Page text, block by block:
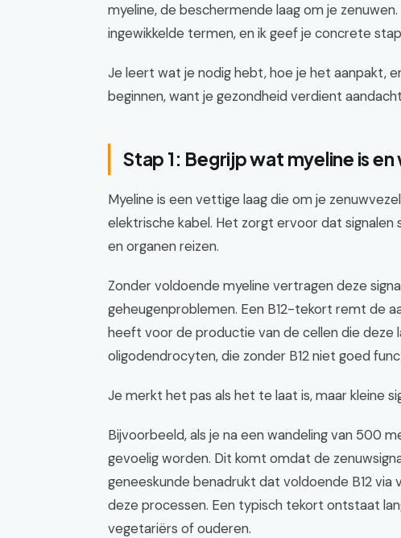
myeline, de beschermende laag om je
ingewikkelde termen, en ik geef je concrete
Je leert wat je nodig hebt, hoe je het aanpakt,
beginnen, want je gezondheid verdient
Stap 1: Begrijp wat myeline is
Myeline is een vettige laag die om je
elektrische kabel. Het zorgt ervoor dat
en organen reizen.
Zonder voldoende myeline vertragen deze
geheugenproblemen. Een B12-tekort remt de
heeft voor de productie van de cellen die deze
oligodendrocyten, die zonder B12 niet goed
Je merkt het pas als het te laat is, maar kleine
Bijvoorbeeld, als je na een wandeling van 500
gevoelig worden. Dit komt omdat de
geneeskunde benadrukt dat voldoende B12
deze processen. Een typisch tekort ontstaat
vegetariërs of ouderen.